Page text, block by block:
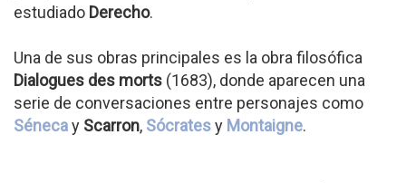
estudiado Derecho.
Una de sus obras principales es la obra filosófica
Dialogues des morts (1683), donde aparecen una
serie de conversaciones entre personajes como
Sénecay Scarron, Sócratesy Montaigne.